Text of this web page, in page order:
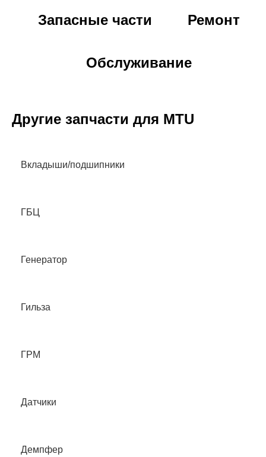
Запасные части Ремонт
Обслуживание
Другие запчасти для MTU
Вкладыши/подшипники
ГБЦ
Генератор
Гильза
ГРМ
Датчики
Демпфер